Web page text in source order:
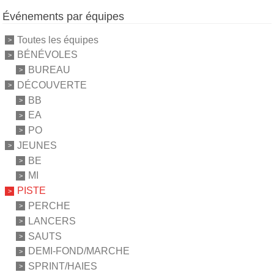
Événements par équipes
Toutes les équipes
BÉNÉVOLES
BUREAU
DÉCOUVERTE
BB
EA
PO
JEUNES
BE
MI
PISTE
PERCHE
LANCERS
SAUTS
DEMI-FOND/MARCHE
SPRINT/HAIES